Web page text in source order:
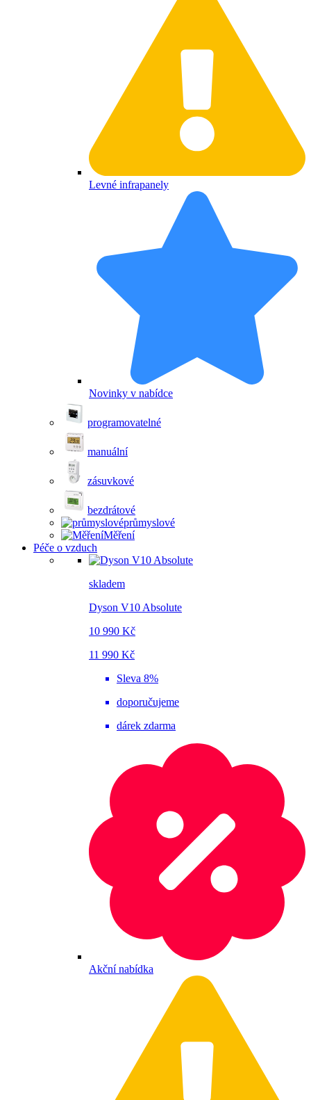
Levné infrapanely
Novinky v nabídce
programovatelné
manuální
zásuvkové
bezdrátové
průmyslové
Měření
Péče o vzduch
skladem
Dyson V10 Absolute
10 990 Kč
11 990 Kč
Sleva 8%
doporučujeme
dárek zdarma
Akční nabídka